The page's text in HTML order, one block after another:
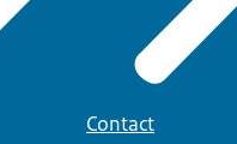
Contact